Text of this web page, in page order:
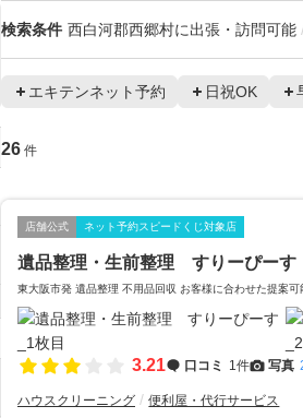
検索条件 西白河郡西郷村に出張・訪問可能
エキテンネット予約 日祝OK
26 件
店舗公式 ネット予約スピードくじ対象店
遺品整理・生前整理 すりーぴーす
東大阪市発 遺品整理 不用品回収 お客様に合わせた提案可
3.21 口コミ 1件 写真
ハウスクリーニング 便利屋・代行サービス